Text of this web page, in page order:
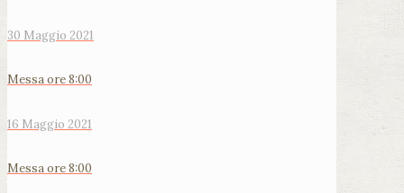
30 Maggio 2021
Messa ore 8:00
16 Maggio 2021
Messa ore 8:00